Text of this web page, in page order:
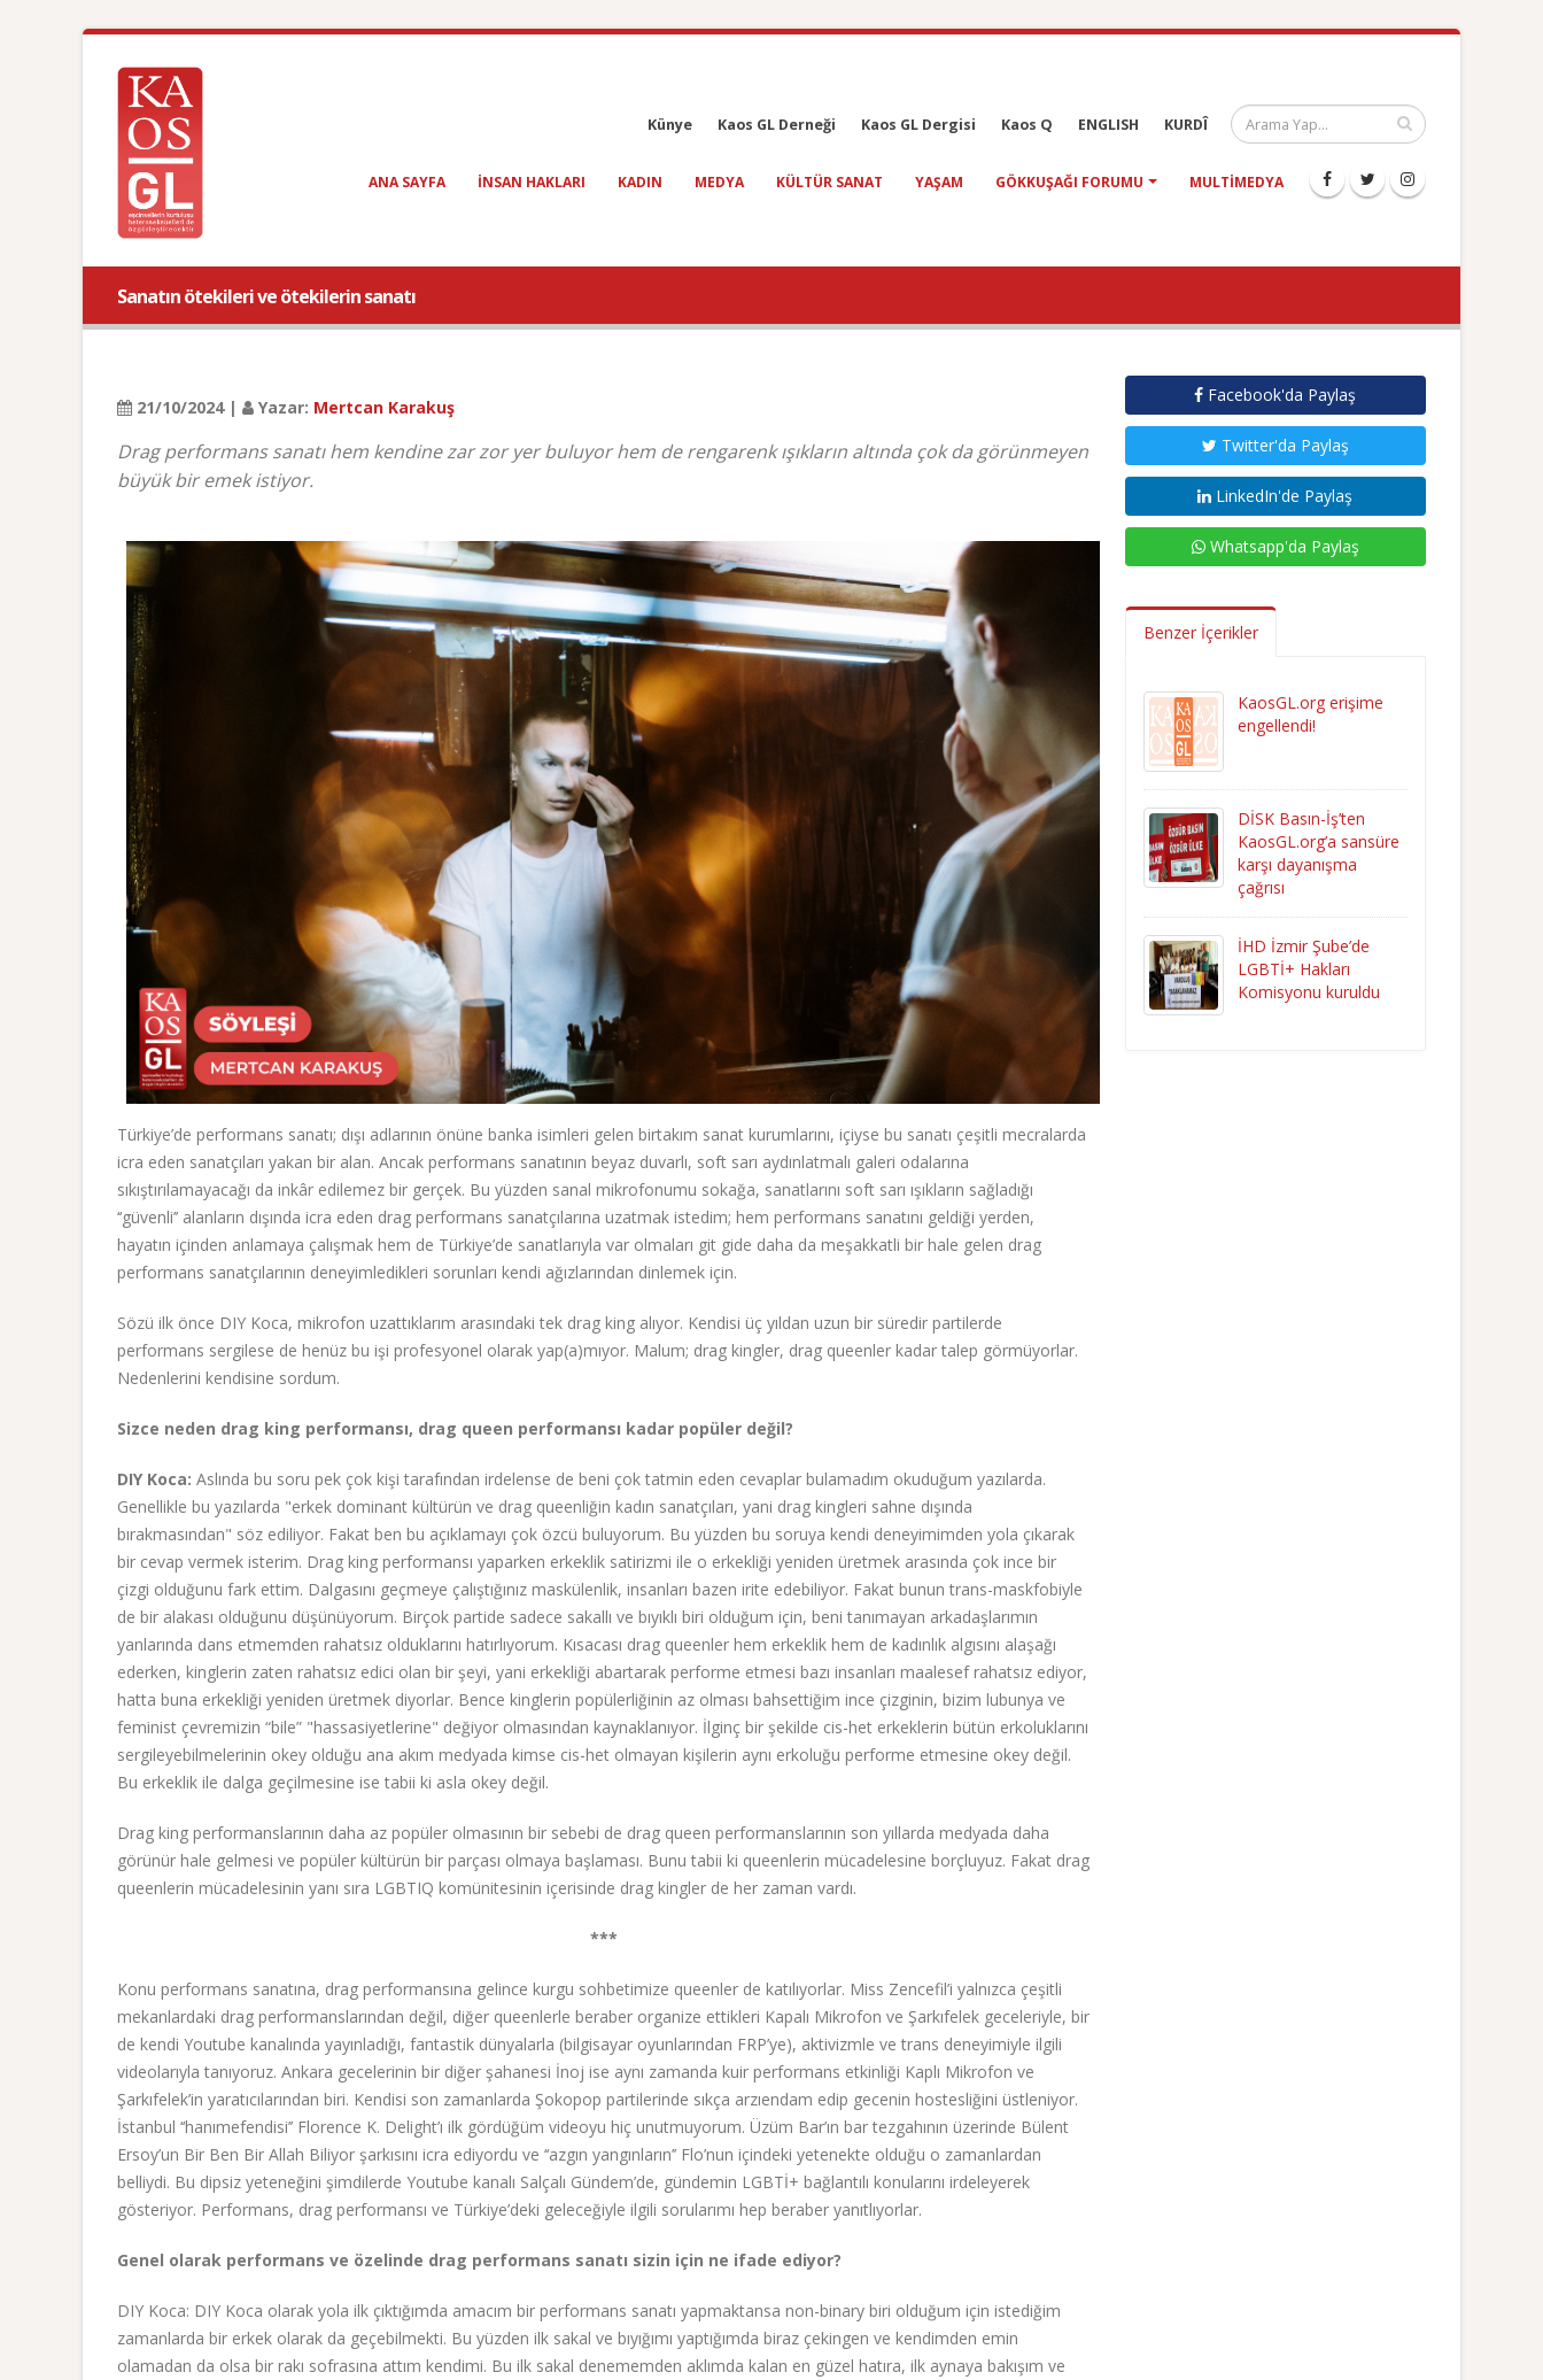
Künye Kaos GL Derneği Kaos GL Dergisi Kaos Q ENGLISH KURDÎ
ANA SAYFA INSAN HAKLARI KADIN MEDYA KÜLTÜR SANAT YAŞAM GÖKKUŞAĞI FORUMU MULTIMEDYA
Sanatın ötekileri ve ötekilerin sanatı
21/10/2024 | Yazar: Mertcan Karakuş
Drag performans sanatı hem kendine zar zor yer buluyor hem de rengarenk ışıkların altında çok da görünmeyen
büyük bir emek istiyor.
Türkiye’de performans sanatı; dışı adlarının önüne banka isimleri gelen birtakım sanat kurumlarını, içiyse bu sanatı çeşitli mecralarda
icra eden sanatçıları yakan bir alan. Ancak performans sanatının beyaz duvarlı, soft sarı aydınlatmalı galeri odalarına
sıkıştırılamayacağı da inkâr edilemez bir gerçek. Bu yüzden sanal mikrofonumu sokağa, sanatlarını soft sarı ışıkların sağladığı
‘‘güvenli’’ alanların dışında icra eden drag performans sanatçılarına uzatmak istedim; hem performans sanatını geldiği yerden,
hayatın içinden anlamaya çalışmak hem de Türkiye’de sanatlarıyla var olmaları git gide daha da meşakkatli bir hale gelen drag
performans sanatçılarının deneyimledikleri sorunları kendi ağızlarından dinlemek için.
Sözü ilk önce DIY Koca, mikrofon uzattıklarım arasındaki tek drag king alıyor. Kendisi üç yıldan uzun bir süredir partilerde
performans sergilese de henüz bu işi profesyonel olarak yap(a)mıyor. Malum; drag kingler, drag queenler kadar talep görmüyorlar.
Nedenlerini kendisine sordum.
Sizce neden drag king performansı, drag queen performansı kadar popüler değil?
DIY Koca: Aslında bu soru pek çok kişi tarafından irdelense de beni çok tatmin eden cevaplar bulamadım okuduğum yazılarda.
Genellikle bu yazılarda "erkek dominant kültürün ve drag queenliğin kadın sanatçıları, yani drag kingleri sahne dışında
bırakmasından" söz ediliyor. Fakat ben bu açıklamayı çok özcü buluyorum. Bu yüzden bu soruya kendi deneyimimden yola çıkarak
bir cevap vermek isterim. Drag king performansı yaparken erkeklik satirizmi ile o erkekliği yeniden üretmek arasında çok ince bir
çizgi olduğunu fark ettim. Dalgasını geçmeye çalıştığınız maskülenlik, insanları bazen irite edebiliyor. Fakat bunun trans-maskfobiyle
de bir alakası olduğunu düşünüyorum. Birçok partide sadece sakallı ve bıyıklı biri olduğum için, beni tanımayan arkadaşlarımın
yanlarında dans etmemden rahatsız olduklarını hatırlıyorum. Kısacası drag queenler hem erkeklik hem de kadınlık algısını alaşağı
ederken, kinglerin zaten rahatsız edici olan bir şeyi, yani erkekliği abartarak performe etmesi bazı insanları maalesef rahatsız ediyor,
hatta buna erkekliği yeniden üretmek diyorlar. Bence kinglerin popülerliğinin az olması bahsettiğim ince çizginin, bizim lubunya ve
feminist çevremizin “bile” "hassasiyetlerine" değiyor olmasından kaynaklanıyor. İlginç bir şekilde cis-het erkeklerin bütün erkoluklarını
sergileyebilmelerinin okey olduğu ana akım medyada kimse cis-het olmayan kişilerin aynı erkoluğu performe etmesine okey değil.
Bu erkeklik ile dalga geçilmesine ise tabii ki asla okey değil.
Drag king performanslarının daha az popüler olmasının bir sebebi de drag queen performanslarının son yıllarda medyada daha
görünür hale gelmesi ve popüler kültürün bir parçası olmaya başlaması. Bunu tabii ki queenlerin mücadelesine borçluyuz. Fakat drag
queenlerin mücadelesinin yanı sıra LGBTIQ komünitesinin içerisinde drag kingler de her zaman vardı.
***
Konu performans sanatına, drag performansına gelince kurgu sohbetimize queenler de katılıyorlar. Miss Zencefil’i yalnızca çeşitli
mekanlardaki drag performanslarından değil, diğer queenlerle beraber organize ettikleri Kapalı Mikrofon ve Şarkıfelek geceleriyle, bir
de kendi Youtube kanalında yayınladığı, fantastik dünyalarla (bilgisayar oyunlarından FRP’ye), aktivizmle ve trans deneyimiyle ilgili
videolarıyla tanıyoruz. Ankara gecelerinin bir diğer şahanesi İnoj ise aynı zamanda kuir performans etkinliği Kaplı Mikrofon ve
Şarkıfelek’in yaratıcılarından biri. Kendisi son zamanlarda Şokopop partilerinde sıkça arzıendam edip gecenin hostesliğini üstleniyor.
İstanbul ‘‘hanımefendisi’’ Florence K. Delight’ı ilk gördüğüm videoyu hiç unutmuyorum. Üzüm Bar’ın bar tezgahının üzerinde Bülent
Ersoy’un Bir Ben Bir Allah Biliyor şarkısını icra ediyordu ve ‘‘azgın yangınların’’ Flo’nun içindeki yetenekte olduğu o zamanlardan
belliydi. Bu dipsiz yeteneğini şimdilerde Youtube kanalı Salçalı Gündem’de, gündemin LGBTİ+ bağlantılı konularını irdeleyerek
gösteriyor. Performans, drag performansı ve Türkiye’deki geleceğiyle ilgili sorularımı hep beraber yanıtlıyorlar.
Genel olarak performans ve özelinde drag performans sanatı sizin için ne ifade ediyor?
DIY Koca: DIY Koca olarak yola ilk çıktığımda amacım bir performans sanatı yapmaktansa non-binary biri olduğum için istediğim
zamanlarda bir erkek olarak da geçebilmekti. Bu yüzden ilk sakal ve bıyığımı yaptığımda biraz çekingen ve kendimden emin
olamadan da olsa bir rakı sofrasına attım kendimi. Bu ilk sakal denememden aklımda kalan en güzel hatıra, ilk aynaya bakışım ve
Facebook'da Paylaş
Twitter'da Paylaş
LinkedIn'de Paylaş
Whatsapp'da Paylaş
Benzer İçerikler
KaosGL.org erişime
engellendi!
DİSK Basın-İş’ten
KaosGL.org’a sansüre
karşı dayanışma
çağrısı
İHD İzmir Şube’de
LGBTİ+ Hakları
Komisyonu kuruldu